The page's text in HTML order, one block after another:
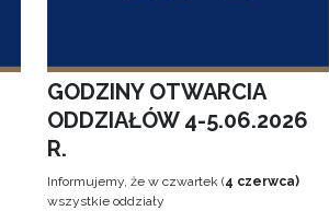
GODZINY OTWARCIA
ODDZIAŁÓW 4-5.06.2026
R.
Informujemy, że w czwartek (4 czerwca)
wszystkie oddziały